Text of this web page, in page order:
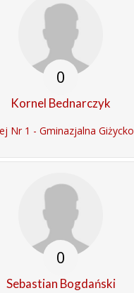
0
Kornel Bednarczyk
Nr 1 - Gminazjalna Giżycko
0
Sebastian Bogdański